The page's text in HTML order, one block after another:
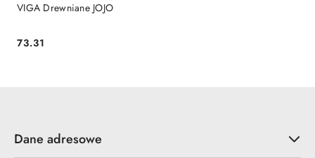
VIGA Drewniane JOJO
Cena:
73.31
Dane adresowe